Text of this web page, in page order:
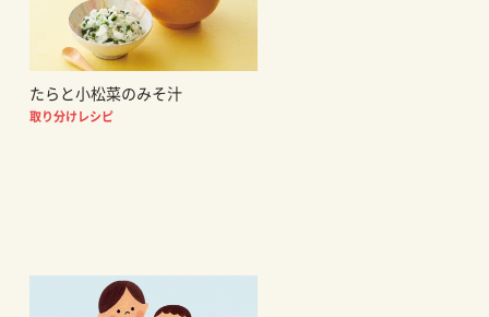
たらと小松菜のみそ汁
取り分けレシピ